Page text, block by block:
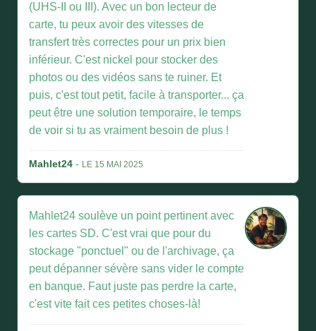
(UHS-II ou III). Avec un bon lecteur de
carte, tu peux avoir des vitesses de
transfert très correctes pour un prix bien
inférieur. C'est nickel pour stocker des
photos ou des vidéos sans te ruiner. Et
puis, c'est tout petit, facile à transporter... ça
peut être une solution temporaire, le temps
de voir si tu as vraiment besoin de plus !
Mahlet24 - LE 15 MAI 2025
Mahlet24 soulève un point pertinent avec
les cartes SD. C'est vrai que pour du
stockage "ponctuel" ou de l'archivage, ça
peut dépanner sévère sans vider le compte
en banque. Faut juste pas perdre la carte,
c'est vite fait ces petites choses-là!